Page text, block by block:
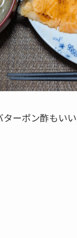
ーポン酢もい